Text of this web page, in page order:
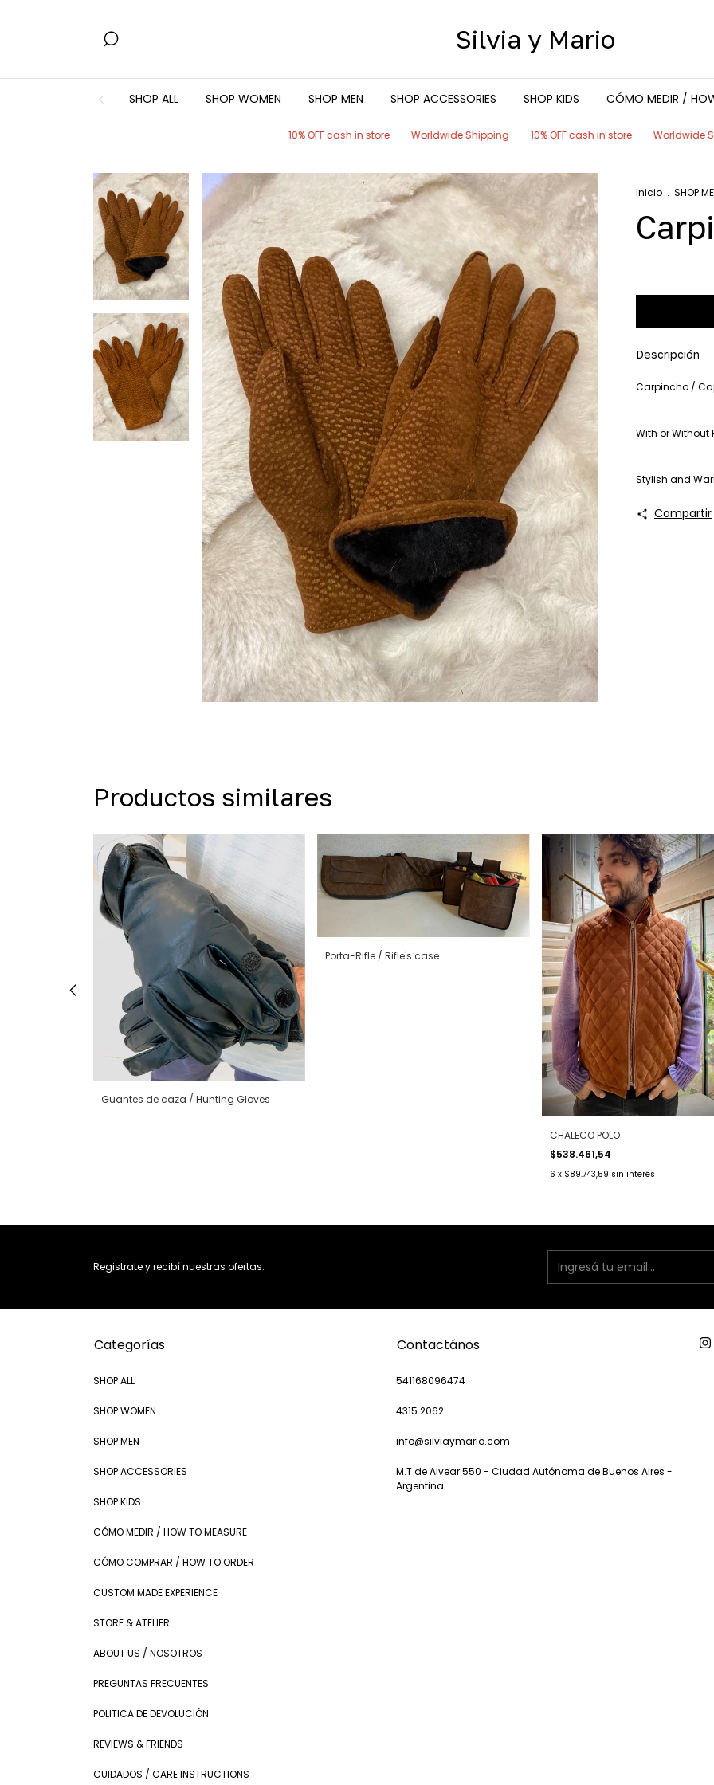
Silvia y Mario
SHOP ALL SHOP WOMEN SHOP MEN SHOP ACCESSORIES SHOP KIDS CÓMO MEDIR /
10% OFF cash in store Worldwide Shipping 10% OFF cash in store Worldwide Shipping
Inicio . SHOP
Descripción
Carpincho /
With or Without
Stylish and
Compartir
Productos similares
Guantes de caza / Hunting Gloves
Porta-Rifle / Rifle's case
CHALECO POLO
$538.461,54
6 x $89.743,59 sin interés
Registrate y recibí nuestras ofertas.
Categorías
SHOP ALL
SHOP WOMEN
SHOP MEN
SHOP ACCESSORIES
SHOP KIDS
CÓMO MEDIR / HOW TO MEASURE
CÓMO COMPRAR / HOW TO ORDER
CUSTOM MADE EXPERIENCE
STORE & ATELIER
ABOUT US / NOSOTROS
PREGUNTAS FRECUENTES
POLITICA DE DEVOLUCIÓN
REVIEWS & FRIENDS
CUIDADOS / CARE INSTRUCTIONS
Contactános
541168096474
4315 2062
info@silviaymario.com
M.T de Alvear 550 - Ciudad Autónoma de Buenos Aires -
Argentina